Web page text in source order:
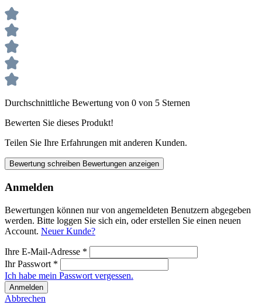
Durchschnittliche Bewertung von 0 von 5 Sternen
Bewerten Sie dieses Produkt!
Teilen Sie Ihre Erfahrungen mit anderen Kunden.
Bewertung schreiben Bewertungen anzeigen
Anmelden
Bewertungen können nur von angemeldeten Benutzern abgegeben
werden. Bitte loggen Sie sich ein, oder erstellen Sie einen neuen
Account. Neuer Kunde?
Ihre E-Mail-Adresse *
Ihr Passwort *
Ich habe mein Passwort vergessen.
Anmelden
Abbrechen